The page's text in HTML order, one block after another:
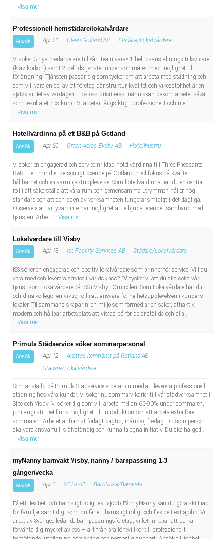
Visa mer
Professionell hemstädare/lokalvårdare
Ansök Apr 21 Clean Gotland AB Städare/Lokalvårdare
Vi söker 3 nya medarbetare till vårt team varav 1 heltidsanställnings tillsvidare
(krav körkort) samt 2 deltidstjänster under sommaren med möjlighet till
förlängning. Tjänsten passar dig som tycker om att arbeta med städning och
som vill vara en del av ett företag där struktur, kvalitet och yrkesstolthet är en
självklar del av vardagen. Hos oss prioriteras människan bakom arbetet såväl
som resultatet hos kund. Vi arbetar långsiktigt, professionellt och me...
Visa mer
Hotellvärdinna på ett B&B på Gotland
Ansök Apr 20 Green Acres Ekeby AB Hotellhusfru
Vi söker en engagerad och serviceinriktad hotellvärdinna till Three Pheasants
B&B – ett mindre, personligt boende på Gotland med fokus på kvalitet,
hållbarhet och en varm gästupplevelse. Som hotellvärdinna har du en central
roll i att säkerställa att våra rum och gemensamma utrymmen håller hög
standard och att den delen av verksamheten fungerar smidigt i det dagliga.
Observera att vi tyvärr inte har möjlighet att erbjuda boende i samband med
tjänsten! Arbe...
Visa mer
Lokalvårdare till Visby
Ansök Apr 13 Iss Facility Services AB Städare/Lokalvårdare
ISS söker en engagerad och positiv lokalvårdare som brinner för service. Vill du
vara med och leverera service i världsklass? Då tycker vi att du ska söka vår
tjänst som Lokalvårdare på ISS i Visby! Om rollen Som Lokalvårdare har du
och dina kollegor en viktig roll i att ansvara för helhetsupplevelsen i kundens
lokaler. Tillsammans skapar ni en miljö som förmedlar en säker, attraktiv,
modern och hållbar arbetsplats att vistas på för de anställda och alla...
Visa mer
Primula Städservice söker sommarpersonal
Ansök Apr 12
Anettes hemtjänst på Gotland AB
Städare/Lokalvårdare
Som anställd på Primula Städservice arbetar du med att leverera professionell
städning hos våra kunder. Vi söker nu sommarvikarier till vår städverksamhet i
Slite och Visby. Vi söker dig som vill arbeta mellan 60-90% under sommaren,
juni-augusti. Det finns möjlighet till introduktion och att arbeta extra före
sommaren. Arbetet är främst förlagt dagtid, måndag-fredag. Du som person
ska vara ansvarfull, självständig och kunna ta egna initiativ. Du ska ha god...
Visa mer
myNanny barnvakt Visby, nanny / barnpassning 1-3
gånger/vecka
Ansök Apr 1 YCLA AB Barnflicka/Barnvakt
Få ett flexibelt och barnsligt roligt extrajobb På myNanny kan du göra skillnad
för familjer samtidigt som du får ett barnsligt roligt och flexibelt extrajobb. Vi
är ett av Sveriges ledande barnpassningsföretag, vilket innebär att du kan
förvänta dig mycket av oss – allt från bra lönevillkor till professionellt